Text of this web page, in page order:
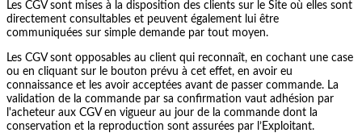
Les CGV sont mises à la disposition des clients sur le Site où elles sont
directement consultables et peuvent également lui être
communiquées sur simple demande par tout moyen.
Les CGV sont opposables au client qui reconnaît, en cochant une case
ou en cliquant sur le bouton prévu à cet effet, en avoir eu
connaissance et les avoir acceptées avant de passer commande. La
validation de la commande par sa confirmation vaut adhésion par
l'acheteur aux CGV en vigueur au jour de la commande dont la
conservation et la reproduction sont assurées par l’Exploitant.